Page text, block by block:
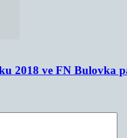
2018 ve FN Bulovka